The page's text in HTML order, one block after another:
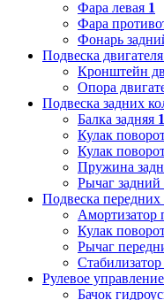
Фара левая 1
Фара
Фонарь
Подвеска
Кронштейн
Опора
Подвеска задних
Балка задняя 1
Кулак
Кулак
Пружина
Рычаг задний
Подвеска передних
Амортизатор
Кулак
Рычаг
Рулевое управление
Бачок